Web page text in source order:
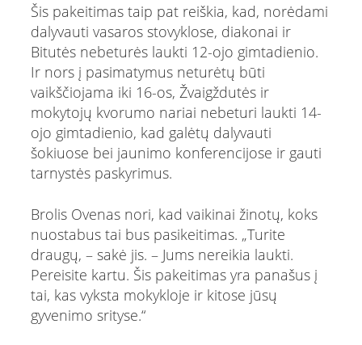
Šis pakeitimas taip pat reiškia, kad, norėdami
dalyvauti vasaros stovyklose, diakonai ir
Bitutės nebeturės laukti 12-ojo gimtadienio.
Ir nors į pasimatymus neturėtų būti
vaikščiojama iki 16-os, Žvaigždutės ir
mokytojų kvorumo nariai nebeturi laukti 14-
ojo gimtadienio, kad galėtų dalyvauti
šokiuose bei jaunimo konferencijose ir gauti
tarnystės paskyrimus.
Brolis Ovenas nori, kad vaikinai žinotų, koks
nuostabus tai bus pasikeitimas. „Turite
draugų, – sakė jis. – Jums nereikia laukti.
Pereisite kartu. Šis pakeitimas yra panašus į
tai, kas vyksta mokykloje ir kitose jūsų
gyvenimo srityse.“